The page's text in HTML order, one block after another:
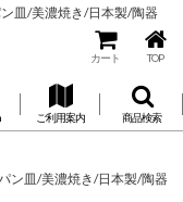
皿/美濃焼き/日本製/陶器
カート TOP
ご利用案内 商品検索
ン皿/美濃焼き/日本製/陶器